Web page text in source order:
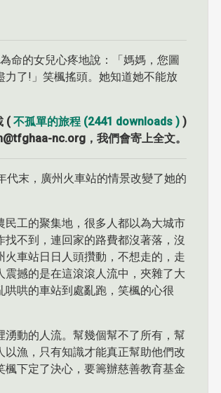
命的女兒心疼地說：「媽媽，您圖
了!」笑楓搖頭。她知道她不能放
( 不孤單的旅程 (2441 downloads ) )
nc.org，我們會寄上全文。
代末，廣州火車站的情景改變了她的
工的聚集地，很多人都以為大城市
不到，連回家的路費都沒著落，沒
車站日日人頭攢動，不想走的，走
撼的是在這滾滾人流中，夾雜了大
哄的車站到處亂跑，笑楓的心很
動的人流。幫幾個幫不了所有，幫
漁，只有知識才能真正幫助他們改
下定了決心，要籌辦慈善教育基金